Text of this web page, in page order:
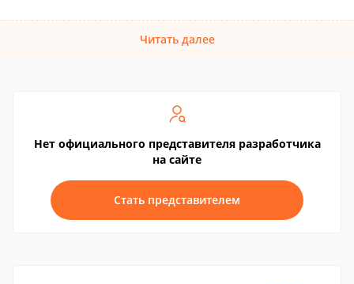
Читать далее
Нет официального представителя разработчика
на сайте
Стать представителем